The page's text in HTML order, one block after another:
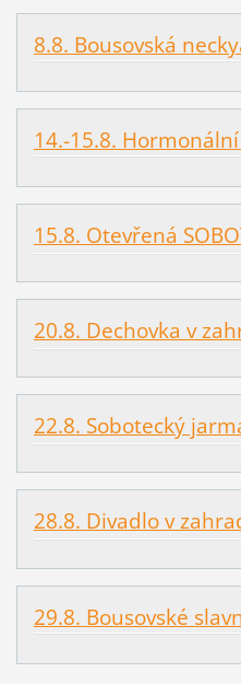
8.8. Bousovská
14.-15.8.
15.8. Otevřená
20.8. Dechovka v
22.8. Sobotecký
28.8. Divadlo v
29.8. Bousovské